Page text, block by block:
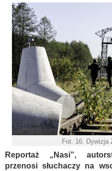
Fot. 16. Dywizja
Reportaż „Nasi”,
przenosi słuchaczy na